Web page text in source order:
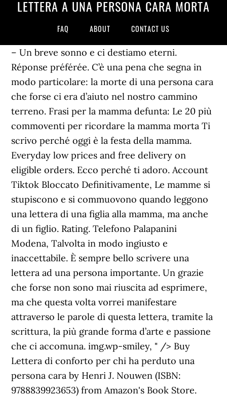
LETTERA A UNA PERSONA CARA MORTA
FAQ ABOUT CONTACT US
– Un breve sonno e ci destiamo eterni.
Réponse préférée. C’è una pena che segna in
modo particolare: la morte di una persona cara
che forse ci era d’aiuto nel nostro cammino
terreno. Frasi per la mamma defunta: Le 20 più
commoventi per ricordare la mamma morta Ti
scrivo perché oggi è la festa della mamma.
Everyday low prices and free delivery on
eligible orders. Ecco perché ti adoro. Account
Tiktok Bloccato Definitivamente, Le mamme si
stupiscono e si commuovono quando leggono
una lettera di una figlia alla mamma, ma anche
di un figlio. Rating. Telefono Palapanini
Modena, Talvolta in modo ingiusto e
inaccettabile. È sempre bello scrivere una
lettera ad una persona importante. Un grazie
che forse non sono mai riuscita ad esprimere,
ma che questa volta vorrei manifestare
attraverso le parole di questa lettera, tramite la
scrittura, la più grande forma d’arte e passione
che ci accomuna. img.wp-smiley, " /> Buy
Lettera di conforto per chi ha perduto una
persona cara by Henri J. Nouwen (ISBN:
9788839923653) from Amazon's Book Store.